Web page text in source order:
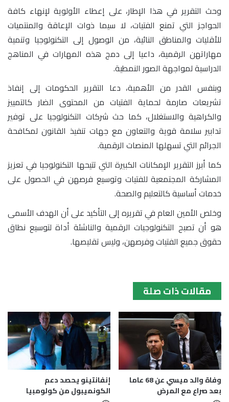
وحث التقرير في هذا الإطار، على إعطاء الأولوية لإنهاء كافة
الحواجز التي تمنع الفتيات، لا سيما ذوات الإعاقة والمنتميات
للأقليات والمناطق النائية، من الوصول إلى التكنولوجيا وتنمية
مهاراتهن الرقمية، داعيا إلى دمج هذه المهارات في المناهج
الدراسية لمواجهة الصور النمطية.
وبنفس القدر من الأهمية، دعا التقرير الحكومات إلى إنفاذ
تشريعات صارمة لحماية الفتيات من المحتوى الضار كالتمييز
والكراهية والاستغلال، كما حث شركات التكنولوجيا على توفير
تدابير سلامة قوية والتعاون مع جهات تنفيذ القانون لمكافحة
الجرائم التي تسهلها المنصات الرقمية.
كما أبرز التقرير الإمكانات الكبيرة التي تتيحها التكنولوجيا في تعزيز
المشاركة المجتمعية للفتيات وتوسيع فرصهن في الحصول على
خدمات أساسية كالتعليم والصحة.
وخلص الأمين العام في تقريره إلى التأكيد على أن الهدف الأسمى
هو أن تصبح التكنولوجيات الرقمية والناشئة أداة لتوسيع نطاق
حقوق جميع الفتيات وفرصهن، وليس تقليصها.
مقالات ذات صلة
وفاة والد ميسي عن 68 عاما
بعد صراع مع المرض
إنفانتينو يحصد دعم
الكونميبول من كولومبيا